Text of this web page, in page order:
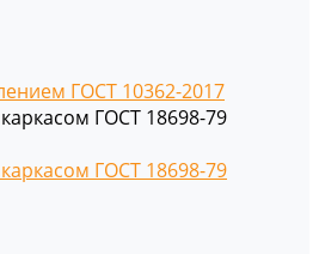
ГОСТ 10362-2017
ГОСТ 18698-79
ГОСТ 18698-79